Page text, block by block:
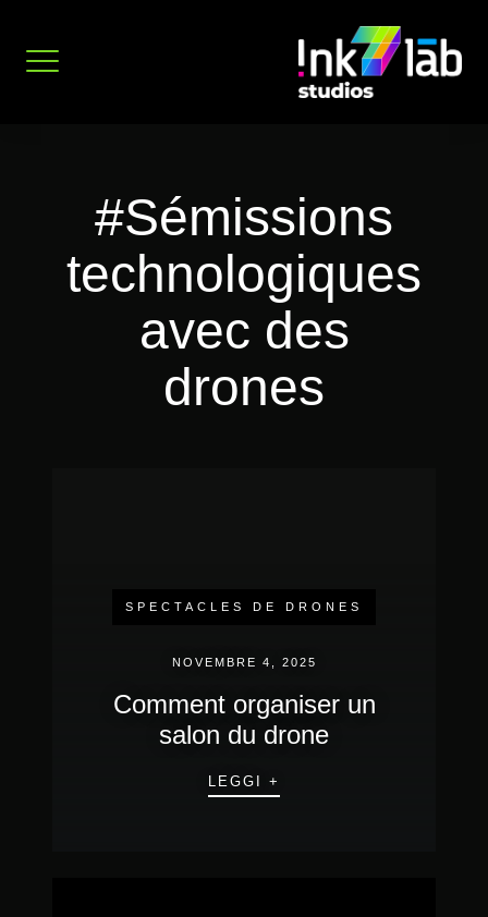
contenu
#Sémissions
technologiques
avec des
drones
SPECTACLES DE DRONES
NOVEMBRE 4, 2025
Comment organiser un
salon du drone
LEGGI +